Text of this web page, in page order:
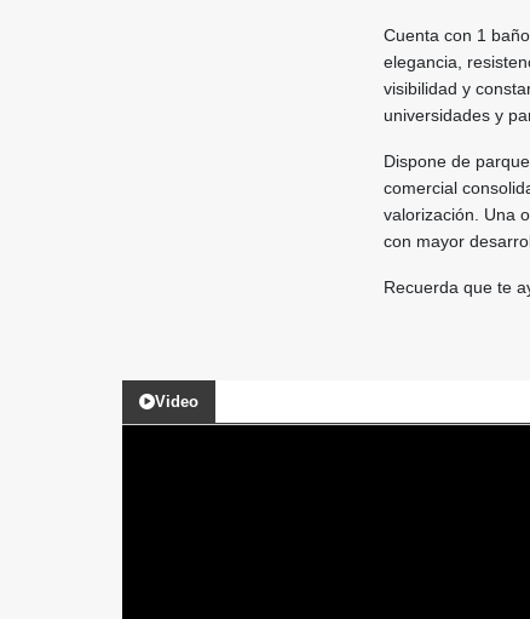
Cuenta con 1
elegancia,
visibilidad y
universidades y
Dispone de
comercial
valorización. Una
con mayor
Recuerda que te
Video